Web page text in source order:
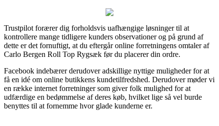
Trustpilot forærer dig forholdsvis uafhængige løsninger til at
kontrollere mange tidligere kunders observationer og på grund af
dette er det fornuftigt, at du eftergår online forretningens omtaler af
Carlo Bergen Roll Top Rygsæk før du placerer din ordre.
Facebook indebærer derudover adskillige nyttige muligheder for at
få en idé om online butikkens kundetilfredshed. Derudover møder vi
en række internet forretninger som giver folk mulighed for at
udfærdige en bedømmelse af deres køb, hvilket lige så vel burde
benyttes til at fornemme hvor glade kunderne er.